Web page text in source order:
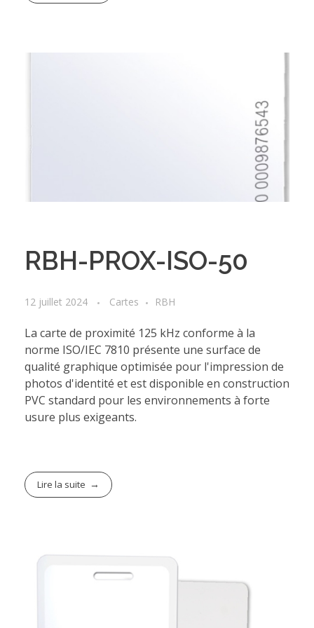
RBH-PROX-ISO-50
12 juillet 2024 Cartes RBH
La carte de proximité 125 kHz conforme à la
norme ISO/IEC 7810 présente une surface de
qualité graphique optimisée pour l'impression de
photos d'identité et est disponible en construction
PVC standard pour les environnements à forte
usure plus exigeants.
Lire la suite